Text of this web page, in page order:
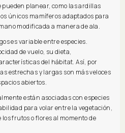
pueden planear, como las ardillas
únicos mamíferos adaptados para
modificada a manera de ala.
es variable entre especies.
de vuelo, su dieta,
del hábitat. Así, por
estrechas y largas son más veloces
abiertos.
están asociadas con especies
para volar entre la vegetación,
frutos o flores al momento de